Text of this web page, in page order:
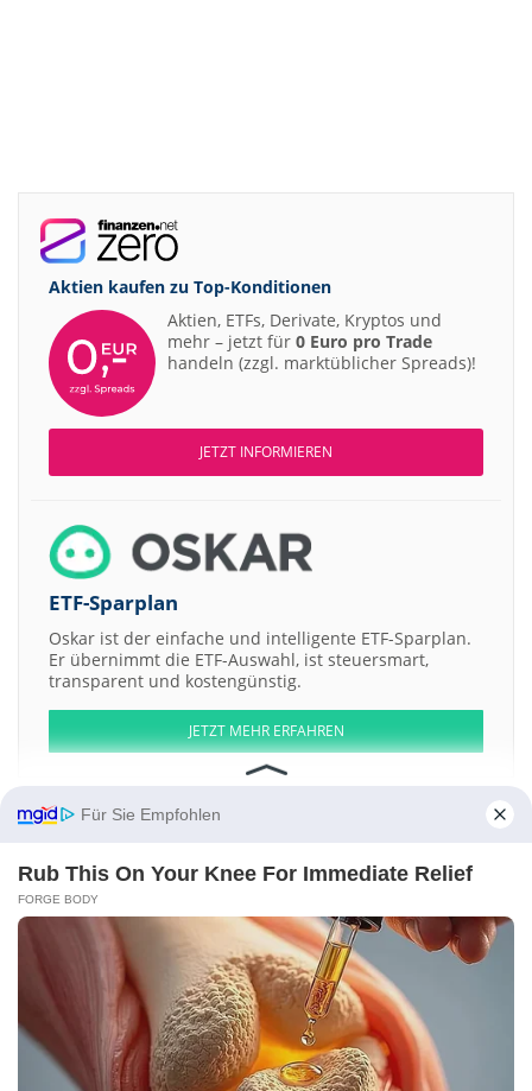
Aktien kaufen zu Top-Konditionen
Aktien, ETFs, Derivate, Kryptos und
mehr – jetzt für 0 Euro pro Trade
handeln (zzgl. marktüblicher Spreads)!
JETZT INFORMIEREN
ETF-Sparplan
Oskar ist der einfache und intelligente ETF-Sparplan.
Er übernimmt die ETF-Auswahl, ist steuersmart,
transparent und kostengünstig.
JETZT MEHR ERFAHREN
Aktien ATX DAX EuroStoxx 50 Dow Jones NASDAQ 100 Nikkei 225
Weitere Aktien:
Itau Unibanco
Tanzanian Gold Corporation Registered Shs
Hutchison Telecommunications Hong Kong Holdings
Kontakt
-Impressum-Werbung-Barrierefreiheit
Sitemap
Datenschutz-Disclaimer-AGB-Privatsphäre-Einstellungen
Für Sie Empfohlen
Rub This On Your Knee For Immediate Relief
FORGE BODY